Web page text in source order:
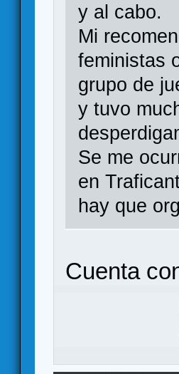
y al cabo.
Mi
feministas
grupo de
y tuvo
Se me
en
hay que
Cuenta